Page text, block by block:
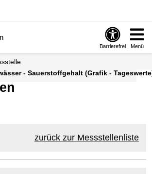
Barrierefrei Menü
- Sauerstoffgehalt (Grafik -
zurück zur Messstellenliste